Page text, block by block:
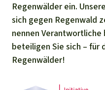
Regenwälder ein.
sich gegen Regenwald
nennen
beteiligen Sie sich – für
Regenwälder!